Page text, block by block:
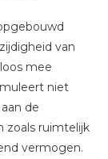
van
mee
niet
de
zoals ruimtelijk
vermogen.